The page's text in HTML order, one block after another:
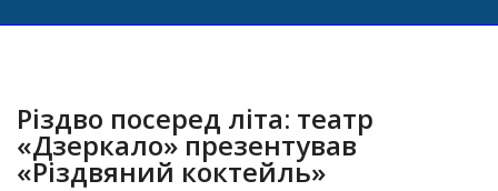
Різдво посеред літа: театр
«Дзеркало» презентував
«Різдвяний коктейль»